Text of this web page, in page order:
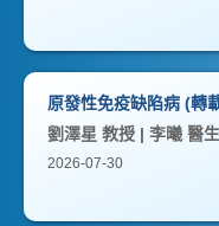
原發性免疫缺陷病 (轉
劉澤星 教授 | 李曦 醫生
2026-07-30